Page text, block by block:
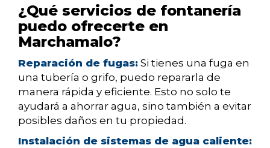
¿Qué servicios de fontanería
puedo ofrecerte en
Marchamalo?
Reparación de fugas: Si tienes una fuga en
una tubería o grifo, puedo repararla de
manera rápida y eficiente. Esto no solo te
ayudará a ahorrar agua, sino también a evitar
posibles daños en tu propiedad.
Instalación de sistemas de agua caliente: